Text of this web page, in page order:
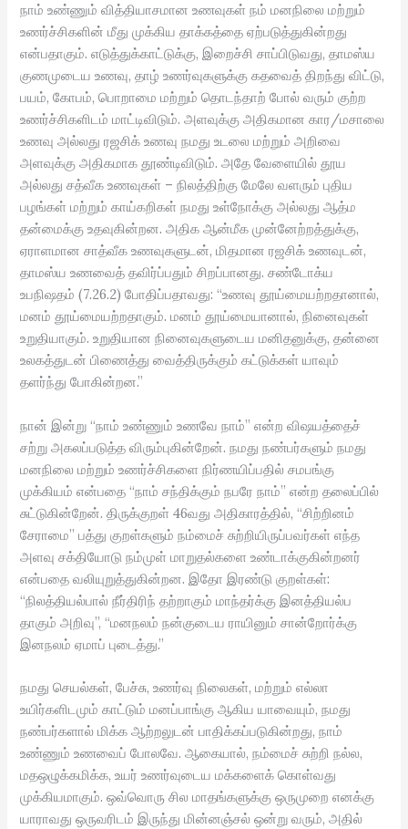
நாம் உண்ணும் வித்தியாசமான உணவுகள் நம் மனநிலை மற்றும்
உணர்ச்சிகளின் மீது முக்கிய தாக்கத்தை ஏற்படுத்துகின்றது
என்பதாகும். எடுத்துக்காட்டுக்கு, இறைச்சி சாப்பிடுவது, தாமஸ்ய
குணமுடைய உணவு, தாழ் உணர்வுகளுக்கு கதவைத் திறந்து விட்டு,
பயம், கோபம், பொறாமை மற்றும் தொடந்தாற் போல் வரும் குற்ற
உணர்ச்சிகளிடம் மாட்டிவிடும். அளவுக்கு அதிகமான கார/மசாலை
உணவு அல்லது ரஜசிக் உணவு நமது உடலை மற்றும் அறிவை
அளவுக்கு அதிகமாக தூண்டிவிடும். அதே வேளையில் தூய
அல்லது சத்வீக உணவுகள் – நிலத்திற்கு மேலே வளரும் புதிய
பழங்கள் மற்றும் காய்கறிகள் நமது உள்நோக்கு அல்லது ஆத்ம
தன்மைக்கு உதவுகின்றன. அதிக ஆன்மீக முன்னேற்றத்துக்கு,
ஏராளமான சாத்வீக உணவுகளுடன், மிதமான ரஜசிக் உணவுடன்,
தாமஸ்ய உணவைத் தவிர்ப்பதும் சிறப்பானது. சண்டோக்ய
உபநிஷதம் (7.26.2) போதிப்பதாவது: “உணவு தூய்மையற்றதானால்,
மனம் தூய்மையற்றதாகும். மனம் தூய்மையானால், நினைவுகள்
உறுதியாகும். உறுதியான நினைவுகளுடைய மனிதனுக்கு, தன்னை
உலகத்துடன் பிணைத்து வைத்திருக்கும் கட்டுக்கள் யாவும்
தளர்ந்து போகின்றன.”
நான் இன்று “நாம் உண்ணும் உணவே நாம்” என்ற விஷயத்தைச்
சற்று அகலப்படுத்த விரும்புகின்றேன். நமது நண்பர்களும் நமது
மனநிலை மற்றும் உணர்ச்சிகளை நிர்ணயிப்பதில் சமபங்கு
முக்கியம் என்பதை “நாம் சந்திக்கும் நபரே நாம்” என்ற தலைப்பில்
சுட்டுகின்றேன். திருக்குறள் 46வது அதிகாரத்தில், “சிற்றினம்
சேராமை” பத்து குறள்களும் நம்மைச் சுற்றியிருப்பவர்கள் எந்த
அளவு சக்தியோடு நம்முள் மாறுதல்களை உண்டாக்குகின்றனர்
என்பதை வலியுறுத்துகின்றன. இதோ இரண்டு குறள்கள்:
“நிலத்தியல்பால் நீர்திரிந் தற்றாகும் மாந்தர்க்கு இனத்தியல்ப
தாகும் அறிவு”, “மனநலம் நன்குடைய ராயினும் சான்றோர்க்கு
இனநலம் ஏமாப் புடைத்து.”
நமது செயல்கள், பேச்சு, உணர்வு நிலைகள், மற்றும் எல்லா
உயிர்களிடமும் காட்டும் மனப்பாங்கு ஆகிய யாவையும், நமது
நண்பர்களால் மிக்க ஆற்றலுடன் பாதிக்கப்படுகின்றது, நாம்
உண்ணும் உணவைப் போலவே. ஆகையால், நம்மைச் சுற்றி நல்ல,
மதஒழுக்கமிக்க, உயர் உணர்வுடைய மக்களைக் கொள்வது
முக்கியமாகும். ஒவ்வொரு சில மாதங்களுக்கு ஒருமுறை எனக்கு
யாராவது ஒருவரிடம் இருந்து மின்னஞ்சல் ஒன்று வரும், அதில்